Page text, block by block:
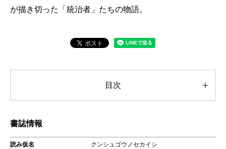
が描き切った「統治者」たちの物語。
目次
書誌情報
読み仮名 クンシュゴウノセカイシ